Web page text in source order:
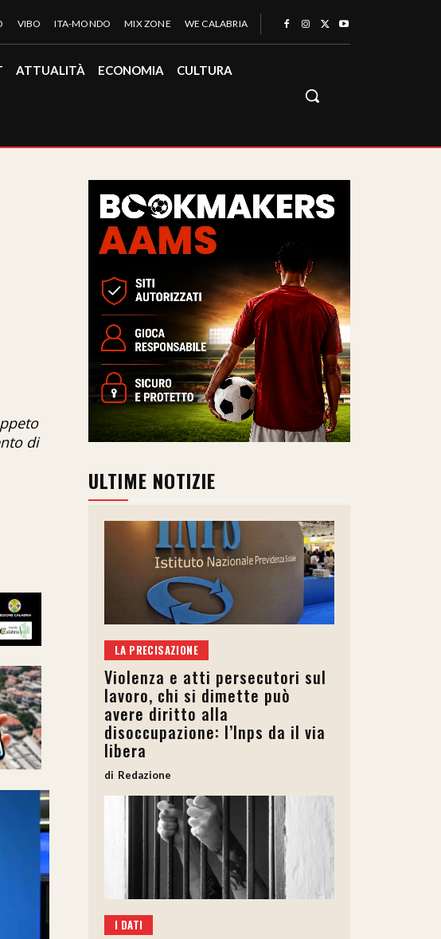
VIBO ITA-MONDO MIX ZONE WE CALABRIA
ATTUALITÀ ECONOMIA CULTURA
di
ULTIME NOTIZIE
LA PRECISAZIONE
Violenza e atti persecutori sul
lavoro, chi si dimette può
avere diritto alla
disoccupazione: l’Inps da il via
libera
Redazione
I DATI